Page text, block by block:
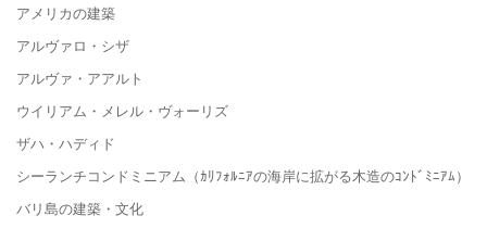
アメリカの建築
アルヴァロ・シザ
アルヴァ・アアルト
ウイリアム・メレル・ヴォーリズ
ザハ・ハディド
シーランチコンドミニアム（ｶﾘﾌｫﾙﾆｱの海岸に拡がる木造のｺﾝﾄﾞﾐﾆｱﾑ）
バリ島の建築・文化